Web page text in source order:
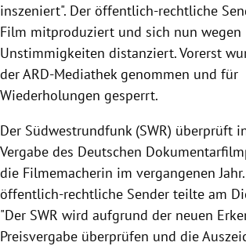
inszeniert". Der öffentlich-rechtliche
Film mitproduziert und sich nun wegen
Unstimmigkeiten distanziert. Vorerst
der ARD-Mediathek genommen und für
Wiederholungen gesperrt.
Der Südwestrundfunk (SWR) überprüft
Vergabe des Deutschen
die Filmemacherin im vergangenen
öffentlich-rechtliche Sender teilte am
"Der SWR wird aufgrund der neuen
Preisvergabe überprüfen und die